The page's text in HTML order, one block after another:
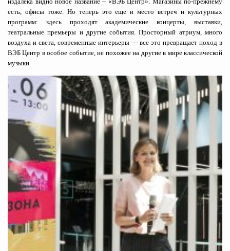
есть, офисы тоже. Но теперь это еще и место встреч и культурных
программ: здесь проходят академические концерты, выставки,
театральные премьеры и другие события. Просторный атриум, много
воздуха и света, современные интерьеры — все это превращает поход в
ВЭБ Центр в особое событие, не похожее на другие в мире классической
музыки.